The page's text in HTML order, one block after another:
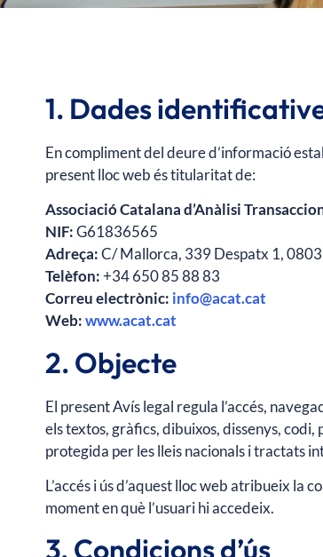
1. Dades
En compliment del deure d’informació
present lloc web és titularitat de:
Associació Catalana d’Anàlisi
NIF:G61836565
Adreça:C/ Mallorca, 339 Despatx 1,
Telèfon:+34 650 85 88 83
Correu electrònic: info@acat.cat
Web:www.acat.cat
2. Objecte
El present Avís legal regula l’accés,
els textos, gràfics, dibuixos, dissenys,
protegida per les lleis nacionals i tractats
L’accés i ús d’aquest lloc web atribueix la
moment en què l’usuari hi accedeix.
3. Condicions d’ús